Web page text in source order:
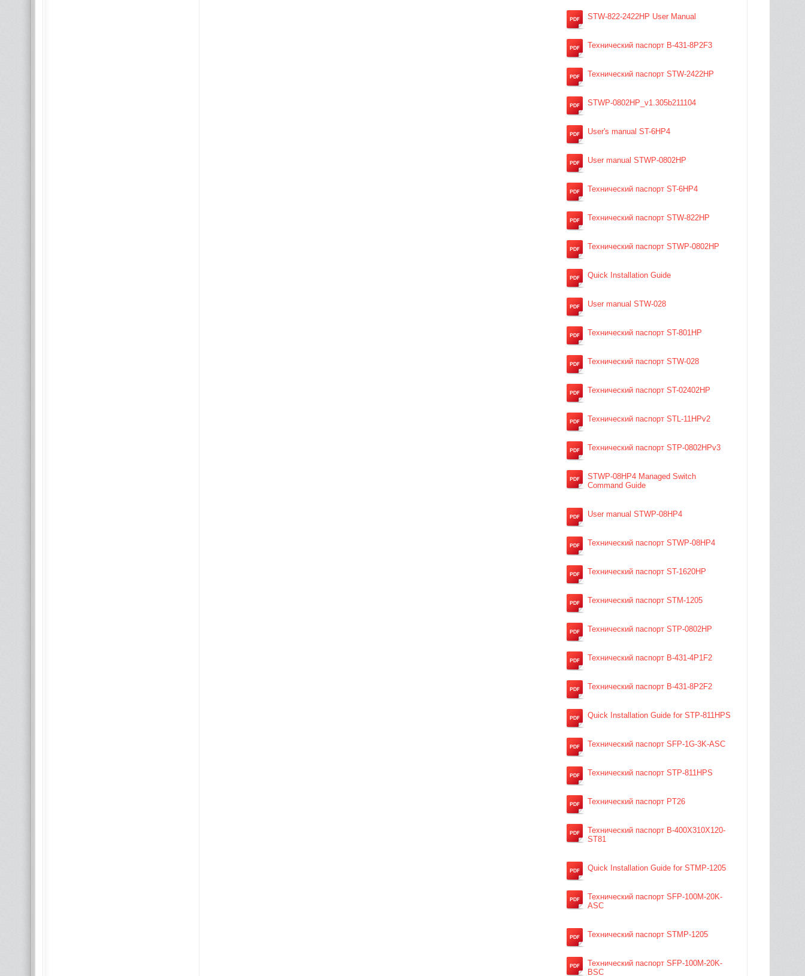
STW-822-2422HP User Manual
Технический паспорт B-431-8P2F3
Технический паспорт STW-2422HP
STWP-0802HP_v1.305b211104
User's manual ST-6HP4
User manual STWP-0802HP
Технический паспорт ST-6HP4
Технический паспорт STW-822HP
Технический паспорт STWP-0802HP
Quick Installation Guide
User manual STW-028
Технический паспорт ST-801HP
Технический паспорт STW-028
Технический паспорт ST-02402HP
Технический паспорт STL-11HPv2
Технический паспорт STP-0802HPv3
STWP-08HP4 Managed Switch
Command Guide
User manual STWP-08HP4
Технический паспорт STWP-08HP4
Технический паспорт ST-1620HP
Технический паспорт STM-1205
Технический паспорт STP-0802HP
Технический паспорт B-431-4P1F2
Технический паспорт B-431-8P2F2
Quick Installation Guide for STP-811HPS
Технический паспорт SFP-1G-3K-ASC
Технический паспорт STP-811HPS
Технический паспорт PT26
Технический паспорт B-400X310X120-
ST81
Quick Installation Guide for STMP-1205
Технический паспорт SFP-100M-20K-
ASC
Технический паспорт STMP-1205
Технический паспорт SFP-100M-20K-
BSC